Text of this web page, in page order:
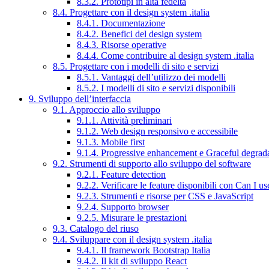
8.4. Progettare con il design system .italia
8.4.1. Documentazione
8.4.2. Benefici del design system
8.4.3. Risorse operative
8.4.4. Come contribuire al design system .italia
8.5. Progettare con i modelli di sito e servizi
8.5.1. Vantaggi dell’utilizzo dei modelli
8.5.2. I modelli di sito e servizi disponibili
9. Sviluppo dell’interfaccia
9.1. Approccio allo sviluppo
9.1.1. Attività preliminari
9.1.2. Web design responsivo e accessibile
9.1.3. Mobile first
9.1.4. Progressive enhancement e Graceful
9.2. Strumenti di supporto allo sviluppo del software
9.2.1. Feature detection
9.2.2. Verificare le feature disponibili con Can I
9.2.3. Strumenti e risorse per CSS e JavaScript
9.2.4. Supporto browser
9.2.5. Misurare le prestazioni
9.3. Catalogo del riuso
9.4. Sviluppare con il design system .italia
9.4.1. Il framework Bootstrap Italia
9.4.2. Il kit di sviluppo React